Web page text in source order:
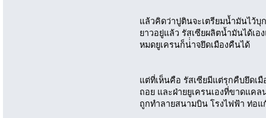
แล้วคิดว่าปูตินจะเตรียมน้ำมันไว้บุ
ยาวอยู่แล้ว รัสเซียผลิตน้ำมันได้เ
หมดยูเครนก็น่่่าจยึดเมืองคืนได้
แต่ที่เห็นคือ รัสเซียมีแต่รุกคืบยึดเ
ถอย และฝ่ายยูเครนเองที่ขาดแค
ถูกทำลายสนามบิน โรงไฟฟ้า ท่อ